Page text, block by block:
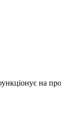
на